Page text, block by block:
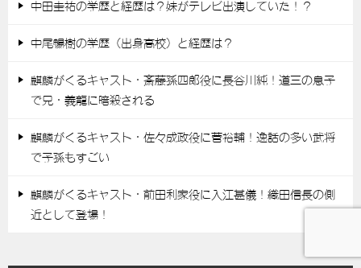
中田圭祐の学歴と経歴は？妹がテレビ出演していた！？
中尾暢樹の学歴（出身高校）と経歴は？
麒麟がくるキャスト・斎藤孫四郎役に長谷川純！道三の息子
で兄・義龍に暗殺される
麒麟がくるキャスト・佐々成政役に菅裕輔！逸話の多い武将
で子孫もすごい
麒麟がくるキャスト・前田利家役に入江甚儀！織田信長の側
近として登場！